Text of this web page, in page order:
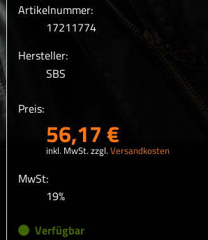
Artikelnummer:
17211774
Hersteller:
SBS
Preis:
56,17 €
inkl. MwSt. zzgl. Versandkosten
MwSt:
19%
Verfügbar